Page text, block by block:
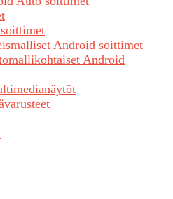
Android soittimet
Android